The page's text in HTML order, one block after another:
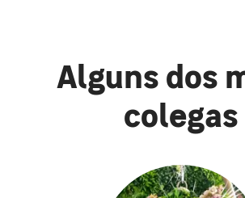
Alguns dos
colegas